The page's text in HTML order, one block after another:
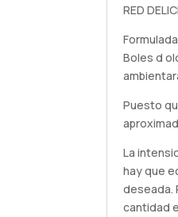
RED
Boles d
Puesto
La
hay que
deseada.
cantidad